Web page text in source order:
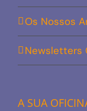
Os Nossos
Newsletters
A SUA